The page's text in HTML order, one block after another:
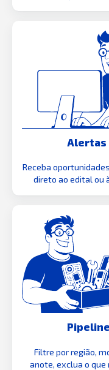
Alertas
Receba
direto ao edital ou
Filtre por região,
anote, exclua o